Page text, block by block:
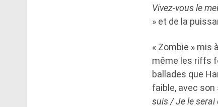
Vivez-vous le
» et de la
« Zombie » mis
même les riffs
ballades que
faible, avec
suis / Je le serai